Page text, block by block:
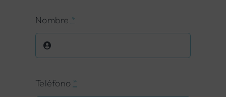
Nombre *
Teléfono *